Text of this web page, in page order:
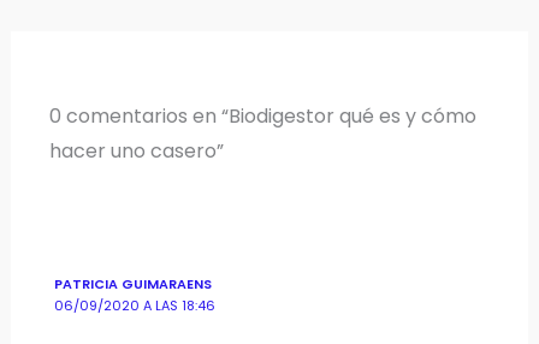
0 comentarios en “Biodigestor qué es y cómo
hacer uno casero”
PATRICIA GUIMARAENS
06/09/2020 A LAS 18:46